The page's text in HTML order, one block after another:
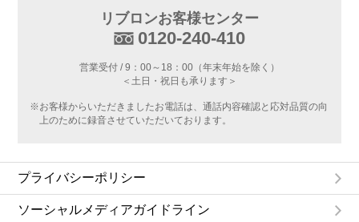
リブロンお客様センター
0120-240-410
営業受付 / 9：00～18：00（年末年始を除く）
＜土日・祝日も承ります＞
※お客様からいただきましたお電話は、通話内容確認と応対品質の向
上のために録音させていただいております。
プライバシーポリシー
ソーシャルメディアガイドライン